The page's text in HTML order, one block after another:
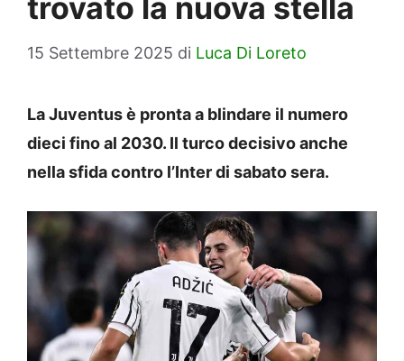
trovato la nuova stella
15 Settembre 2025 di Luca Di Loreto
La Juventus è pronta a blindare il numero
dieci fino al 2030. Il turco decisivo anche
nella sfida contro l’Inter di sabato sera.